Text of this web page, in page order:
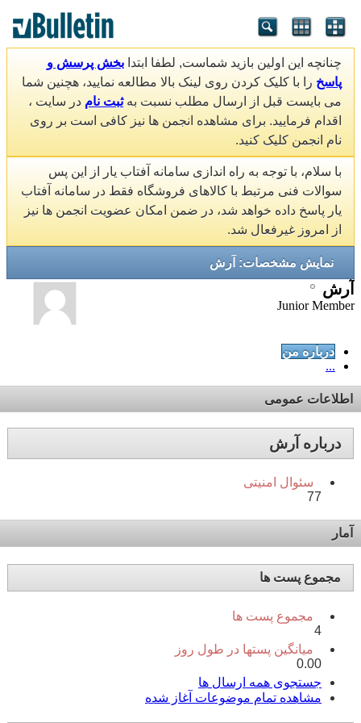
چنانچه این اولین بازید شماست, لطفا ابتدا بخش پرسش و
پاسخ را با کلیک کردن روی لینک بالا مطالعه نمایید، هچنین شما
می بایست قبل از ارسال مطلب نسبت بهثبت نام در سایت ،
اقدام فرمایید. برای مشاهده انجمن ها نیز کافی است بر روی
نام انجمن کلیک کنید.
با سلام، با توجه به راه اندازی سامانه آفتاب یار از این پس
سوالات فنی مرتبط با کالاهای فروشگاه فقط در سامانه آفتاب
یار پاسخ داده خواهد شد، در ضمن امکان عضویت انجمن ها نیز
از امروز غیرفعال شد.
نمایش مشخصات: آرش
آرش
Junior Member
درباره من
...
اطلاعات عمومی
درباره آرش
سئوال امنیتی
77
آمار
مجموع پست ها
مجموع پست ها
4
میانگین پستها در طول روز
0.00
جستجوی همه ارسال ها
مشاهده تمام موضوعات آغاز شده